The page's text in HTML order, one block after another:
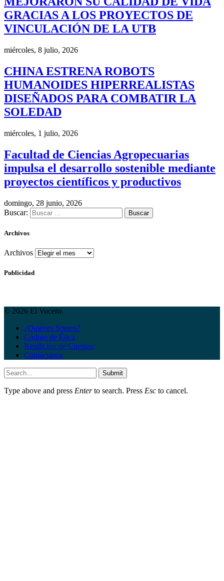
GRACIAS A LOS PROYECTOS DE
VINCULACIÓN DE LA UTB
miércoles, 8 julio, 2026
CHINA ESTRENA ROBOTS
HUMANOIDES HIPERREALISTAS
DISEÑADOS PARA COMBATIR LA
SOLEDAD
miércoles, 1 julio, 2026
Facultad de Ciencias Agropecuarias
impulsa el desarrollo sostenible mediante
proyectos científicos y productivos
domingo, 28 junio, 2026
Buscar:
Archivos
Archivos
Publicidad
© 2026 El Vocero.
¿Quiénes Somos?
Código de Ética
Rendición de Cuentas
Contáctanos
Submit
Type above and press Enterto search. Press Esc to cancel.